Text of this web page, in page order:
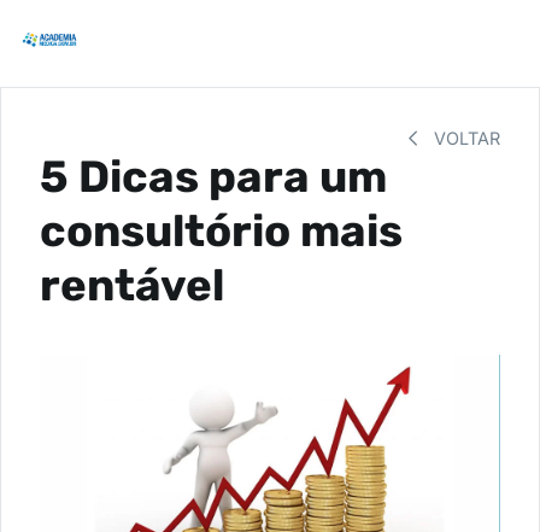
VOLTAR
5 Dicas para um
consultório mais
rentável